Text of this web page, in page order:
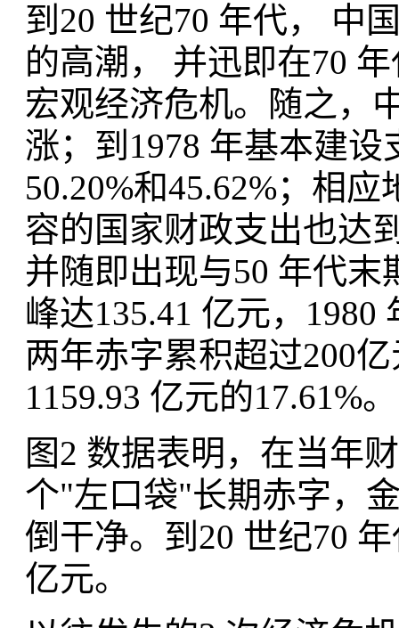
到20 世纪70 年代， 中
的高潮， 并迅即在70
宏观经济危机。随之，
涨；到1978 年基本建
50.20%和45.62%；相
容的国家财政支出也达
并随即出现与50 年代末
峰达135.41 亿元，
两年赤字累积超过200
1159.93 亿元的17.61%。
图2 数据表明，在当年
个"左口袋"长期赤字，
倒干净。到20 世纪70
亿元。